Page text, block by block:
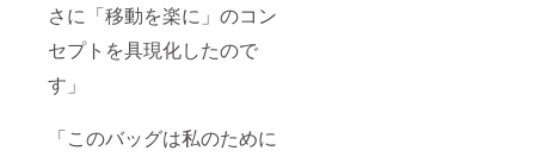
さに「移動を楽に」のコン
セプトを具現化したので
す」
「このバッグは私のために